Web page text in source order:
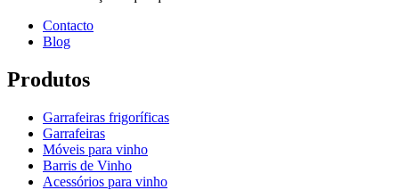
Contacto
Blog
Produtos
Garrafeiras frigoríficas
Garrafeiras
Móveis para vinho
Barris de Vinho
Acessórios para vinho